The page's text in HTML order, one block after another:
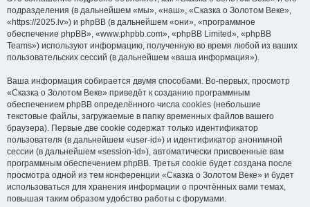
подразделения (в дальнейшем «мы», «наш», «Сказка о Золотом Веке»,
«https://2025.lv») и phpBB (в дальнейшем «они», «программное
обеспечение phpBB», «www.phpbb.com», «phpBB Limited», «phpBB
Teams») используют информацию, полученную во время любой из ваших
пользовательских сессий (в дальнейшем «ваша информация»).
Ваша информация собирается двумя способами. Во-первых, просмотр
«Сказка о Золотом Веке» приведёт к созданию программным
обеспечением phpBB определённого числа cookies (небольшие
текстовые файлы, загружаемые в папку временных файлов вашего
браузера). Первые две cookie содержат только идентификатор
пользователя (в дальнейшем «user-id») и идентификатор анонимной
сессии (в дальнейшем «session-id»), автоматически присвоенные вам
программным обеспечением phpBB. Третья cookie будет создана после
просмотра одной из тем конференции «Сказка о Золотом Веке» и будет
использоваться для хранения информации о прочтённых вами темах,
повышая таким образом удобство работы с форумами.